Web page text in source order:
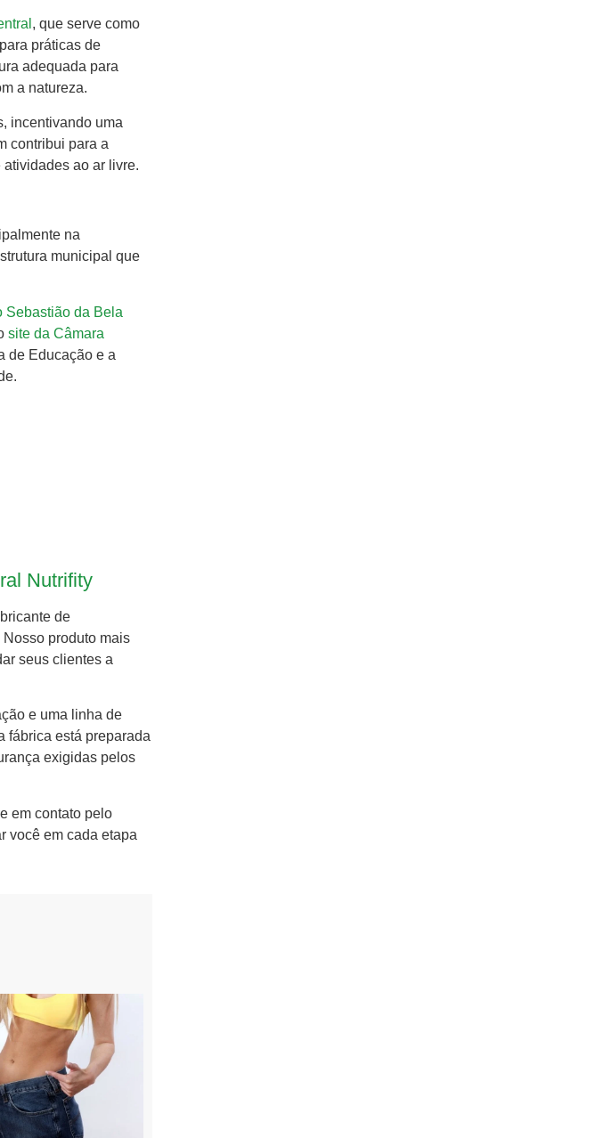
, que serve como
práticas de
adequada para
a natureza.
incentivando uma
contribui para a
ao ar livre.
na
municipal que
Sebastião da Bela
site da Câmara
de Educação e a
Nutrifity
de
produto mais
seus clientes a
e uma linha de
fábrica está preparada
exigidas pelos
em contato pelo
você em cada etapa